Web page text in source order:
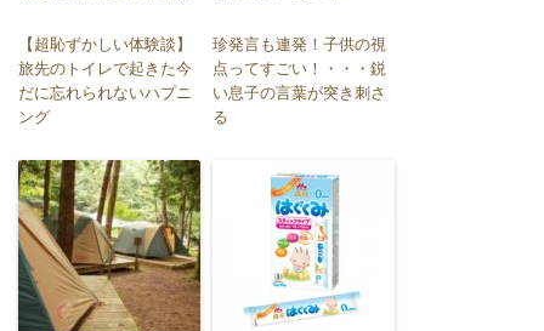
【超恥ずかしい体験談】
旅先のトイレで起きた今
だに忘れられないハプニ
ング
珍発言も連発！子供の視
点ってすごい！・・・鋭
い息子の言葉が突き刺さ
る